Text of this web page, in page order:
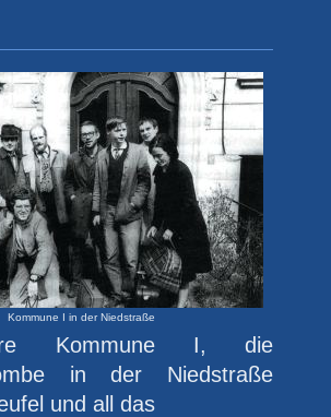
Kommune I in der Niedstraße
Kommune I, die
in der Niedstraße
und all das